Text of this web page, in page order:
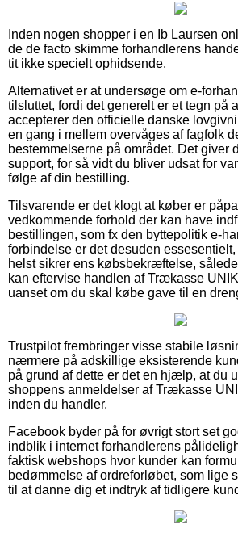
Inden nogen shopper i en Ib Laursen
de de facto skimme forhandlerens
tit ikke specielt ophidsende.
Alternativet er at undersøge om e-
tilsluttet, fordi det generelt er et tegn på
accepterer den officielle danske
en gang i mellem overvåges af fagfolk
bestemmelserne på området. Det giver
support, for så vidt du bliver udsat for
følge af din bestilling.
Tilsvarende er det klogt at køber er
vedkommende forhold der kan have
bestillingen, som fx den byttepolitik e-
forbindelse er det desuden
helst sikrer ens købsbekræftelse,
kan eftervise handlen af Trækasse
uanset om du skal købe gave til en
Trustpilot frembringer visse stabile
nærmere på adskillige eksisterende
på grund af dette er det en hjælp, at du
shoppens anmeldelser af Trækasse
inden du handler.
Facebook byder på for øvrigt stort set
indblik i internet forhandlerens
faktisk webshops hvor kunder kan
bedømmelse af ordreforløbet, som lige
til at danne dig et indtryk af tidligere